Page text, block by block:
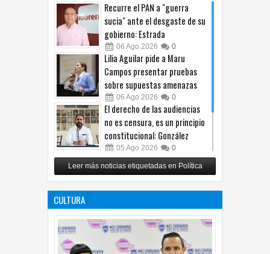
Recurre el PAN a "guerra
sucia" ante el desgaste de su
gobierno: Estrada
06 Ago 2026 0
Lilia Aguilar pide a Maru
Campos presentar pruebas
sobre supuestas amenazas
06 Ago 2026 0
El derecho de las audiencias
no es censura, es un principio
constitucional: González
05 Ago 2026 0
Relanza Villalobos programa
de afiliación del PRI en
Leer más noticias etiquetadas en Política
CULTURA